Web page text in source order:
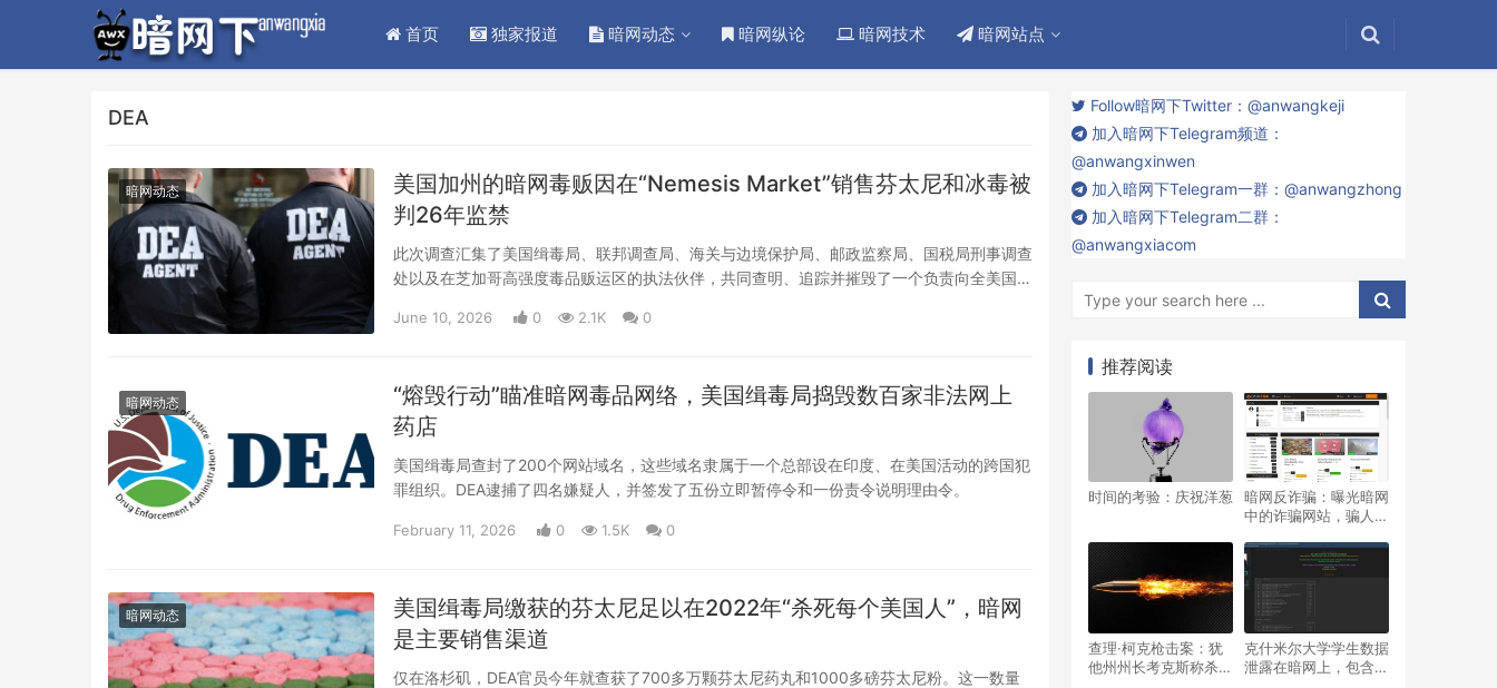
首页 独家报道 暗网动态 暗网纵论 暗网技术 暗网站点
DEA
暗网动态
美国加州的暗网毒贩因在“Nemesis Market”销售芬太尼和冰毒被
判26年监禁
此次调查汇集了美国缉毒局、联邦调查局、海关与边境保护局、邮政监察局、国税局刑事调查
处以及在芝加哥高强度毒品贩运区的执法伙伴，共同查明、追踪并摧毁了一个负责向全美国各
June 10, 2026 0 2.1K 0
暗网动态
“熔毁行动”瞄准暗网毒品网络，美国缉毒局捣毁数百家非法网上
药店
美国缉毒局查封了200个网站域名，这些域名隶属于一个总部设在印度、在美国活动的跨国犯
罪组织。DEA逮捕了四名嫌疑人，并签发了五份立即暂停令和一份责令说明理由令。
February 11, 2026 0 1.5K 0
暗网动态
美国缉毒局缴获的芬太尼足以在2022年“杀死每个美国人”，暗网
是主要销售渠道
仅在洛杉矶，DEA官员今年就查获了700多万颗芬太尼药丸和1000多磅芬太尼粉。这一数量
Follow暗网下Twitter：@anwangkeji
加入暗网下Telegram频道：
@anwangxinwen
加入暗网下Telegram一群：@anwangzhong
加入暗网下Telegram二群：
@anwangxiacom
推荐阅读
时间的考验：庆祝洋葱
暗网反诈骗：曝光暗网
中的诈骗网站，骗人的
查理·柯克枪击案：犹
他州州长考克斯称杀手
克什米尔大学学生数据
泄露在暗网上，包含电